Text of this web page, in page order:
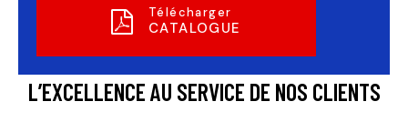
Télécharger
CATALOGUE
L’EXCELLENCE AU SERVICE DE NOS CLIENTS